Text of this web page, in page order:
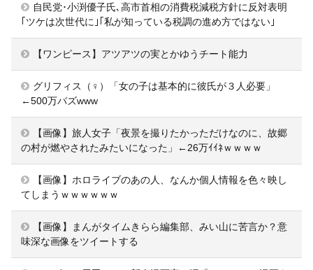
自民党･小渕優子氏､高市首相の消費税減税方針に反対表明
｢ツケは次世代に｣｢私が知っている税調の進め方ではない｣
【ワンピース】アツアツの実とかゆうチート能力
グリフィス（♀）「女の子は基本的に彼氏が３人必要」
←500万バズwww
【画像】旅人女子「夜景を撮りたかっただけなのに、故郷
の村が燃やされたみたいになった」←26万ｲｲﾈｗｗｗｗ
【画像】ホロライブのあの人、なんか個人情報を色々映し
てしまうｗｗｗｗｗｗ
【画像】まんがタイムきらら編集部、みい山に苦言か？意
味深な画像をツイートする